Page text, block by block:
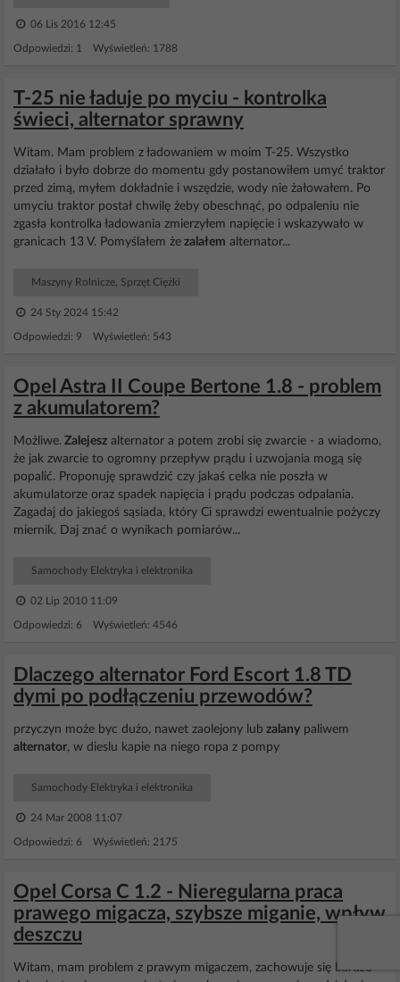
06 Lis 2016 12:45
Odpowiedzi: 1 Wyświetleń: 1788
T-25 nie ładuje po myciu - kontrolka
świeci, alternator sprawny
Witam. Mam problem z ładowaniem w moim T-25. Wszystko
działało i było dobrze do momentu gdy postanowiłem umyć traktor
przed zimą, myłem dokładnie i wszędzie, wody nie żałowałem. Po
umyciu traktor postał chwilę żeby obeschnąć, po odpaleniu nie
zgasła kontrolka ładowania zmierzyłem napięcie i wskazywało w
granicach 13 V. Pomyślałem że zalałem alternator...
Maszyny Rolnicze, Sprzęt Ciężki
24 Sty 2024 15:42
Odpowiedzi: 9 Wyświetleń: 543
Opel Astra II Coupe Bertone 1.8 - problem
z akumulatorem?
Możliwe. Zalejesz alternator a potem zrobi się zwarcie - a wiadomo,
że jak zwarcie to ogromny przepływ prądu i uzwojania mogą się
popalić. Proponuję sprawdzić czy jakaś celka nie poszła w
akumulatorze oraz spadek napięcia i prądu podczas odpalania.
Zagadaj do jakiegoś sąsiada, który Ci sprawdzi ewentualnie pożyczy
miernik. Daj znać o wynikach pomiarów...
Samochody Elektryka i elektronika
02 Lip 2010 11:09
Odpowiedzi: 6 Wyświetleń: 4546
Dlaczego alternator Ford Escort 1.8 TD
dymi po podłączeniu przewodów?
przyczyn może byc dużo, nawet zaolejony lub zalany paliwem
alternator, w dieslu kapie na niego ropa z pompy
Samochody Elektryka i elektronika
24 Mar 2008 11:07
Odpowiedzi: 6 Wyświetleń: 2175
Opel Corsa C 1.2 - Nieregularna praca
prawego migacza, szybsze miganie, wpływ
deszczu
Witam, mam problem z prawym migaczem, zachowuje się bardzo